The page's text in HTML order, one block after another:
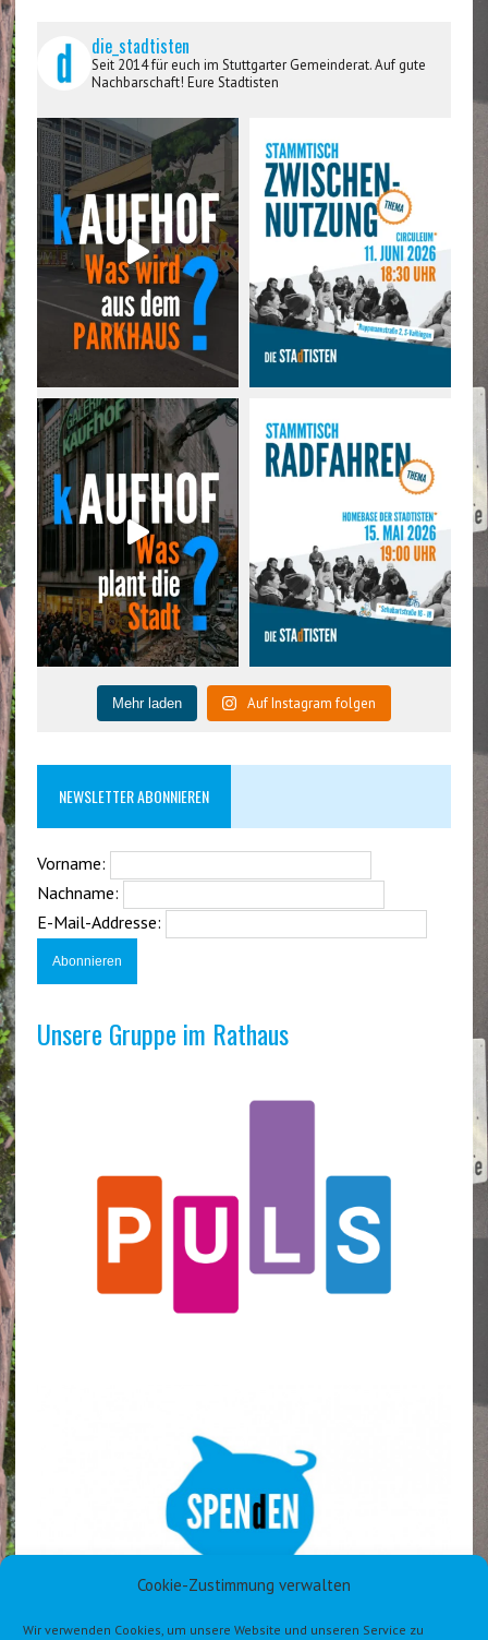
Cookie-Zustimmung verwalten
Wir verwenden Cookies, um unsere Website und unseren Service zu
die_stadtisten
Seit 2014 für euch im Stuttgarter Gemeinderat. Auf gute
Nachbarschaft! Eure Stadtisten
Mehr laden Auf Instagram folgen
NEWSLETTER ABONNIEREN
Vorname:
Nachname:
E-Mail-Addresse:
Unsere Gruppe im Rathaus